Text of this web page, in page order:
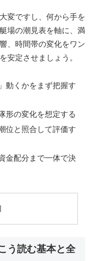
変ですし、何から手を
場の潮見表を軸に、満
、時間帯の変化をワン
安定させましょう。
動くかをまず把握す
形の変化を想定する
位と照合して評価す
金配分まで一体で決
う読む基本と全